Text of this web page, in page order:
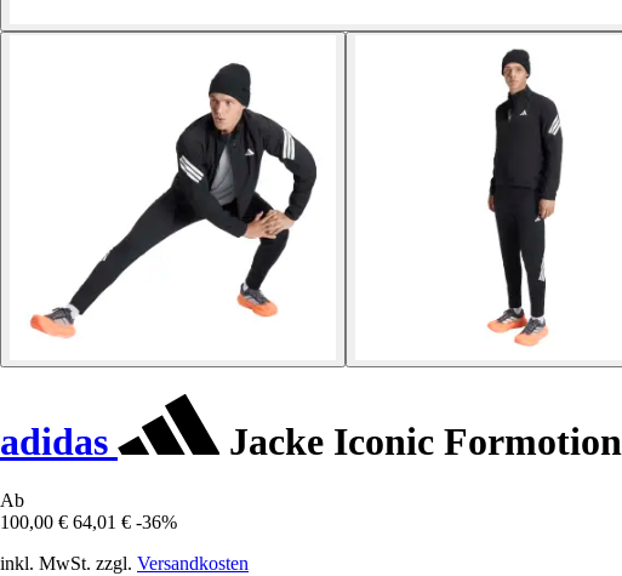
adidas Jacke Iconic Formotion
Ab
100,00 € 64,01 € -36%
inkl. MwSt. zzgl. Versandkosten